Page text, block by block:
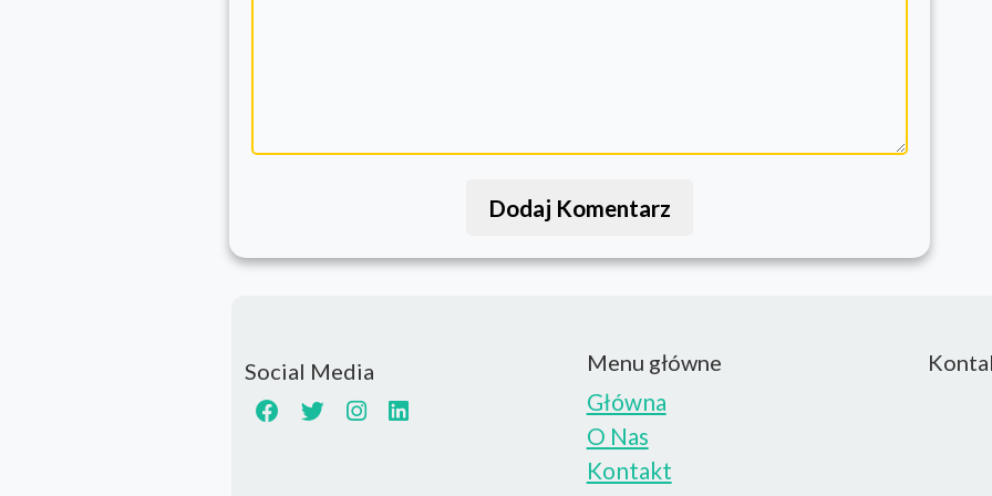
Dodaj Komentarz
Social Media Menu główne
Główna
O Nas
Kontakt